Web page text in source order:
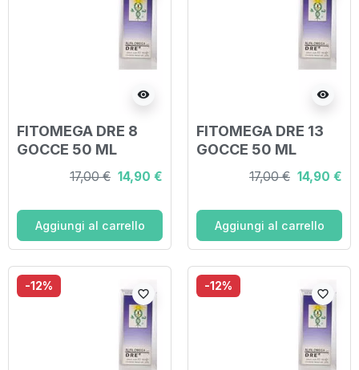
visibility
FITOMEGA DRE 8
GOCCE 50 ML
17,00 € 14,90 €
Aggiungi al carrello
visibility
FITOMEGA DRE 13
GOCCE 50 ML
17,00 € 14,90 €
Aggiungi al carrello
-12%
favorite_border
-12%
favorite_border